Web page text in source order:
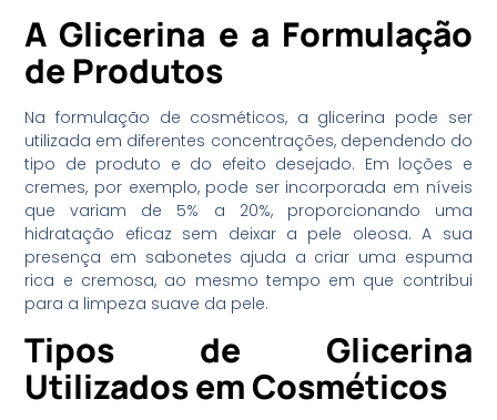
A Glicerina e a Formulação
de Produtos
Na formulação de cosméticos, a glicerina pode ser
utilizada em diferentes concentrações, dependendo do
tipo de produto e do efeito desejado. Em loções e
cremes, por exemplo, pode ser incorporada em níveis
que variam de 5% a 20%, proporcionando uma
hidratação eficaz sem deixar a pele oleosa. A sua
presença em sabonetes ajuda a criar uma espuma
rica e cremosa, ao mesmo tempo em que contribui
para a limpeza suave da pele.
Tipos de Glicerina
Utilizados em Cosméticos